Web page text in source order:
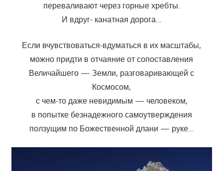
переваливают через горные хребты.
И вдруг- канатная дорога…
Если вчувствоваться-вдуматься в их масштабы,
можно придти в отчаяние от сопоставления
Величайшего — Земли, разговаривающей с
Космосом,
с чем-то даже невидимым — человеком,
в попытке безнадежного самоутверждения
ползущим по Божественной длани — руке…